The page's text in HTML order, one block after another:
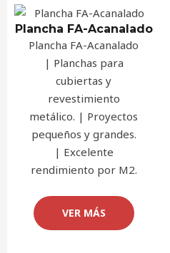
Plancha FA-Acanalado
Plancha FA-Acanalado
| Planchas para
cubiertas y
revestimiento
metálico. | Proyectos
pequeños y grandes.
| Excelente
rendimiento por M2.
VER MÁS